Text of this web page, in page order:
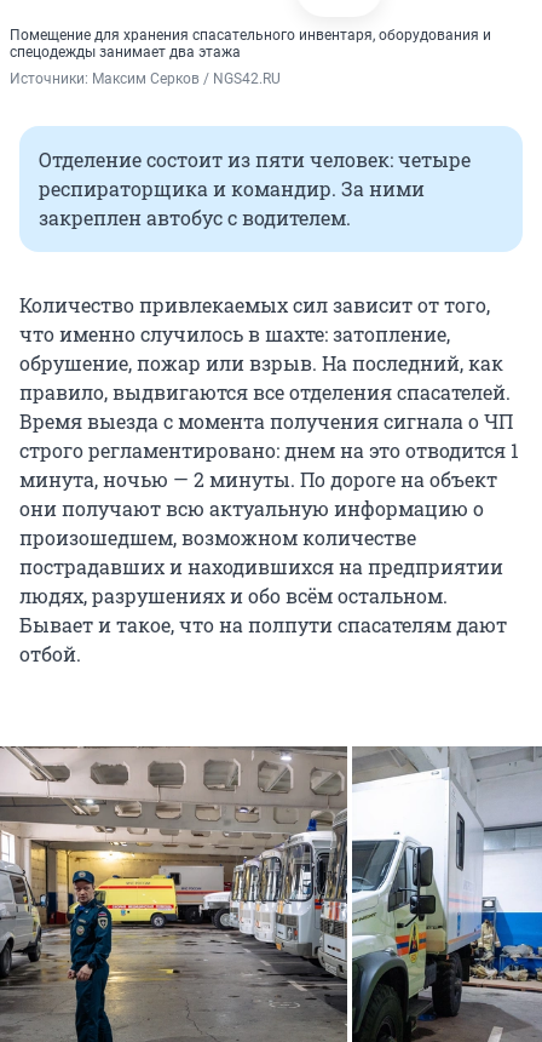
Помещение для хранения спасательного инвентаря, оборудования и
спецодежды занимает два этажа
Источники: Максим Серков / NGS42.RU
Отделение состоит из пяти человек: четыре
респираторщика и командир. За ними
закреплен автобус с водителем.
Количество привлекаемых сил зависит от того,
что именно случилось в шахте: затопление,
обрушение, пожар или взрыв. На последний, как
правило, выдвигаются все отделения спасателей.
Время выезда с момента получения сигнала о ЧП
строго регламентировано: днем на это отводится 1
минута, ночью — 2 минуты. По дороге на объект
они получают всю актуальную информацию о
произошедшем, возможном количестве
пострадавших и находившихся на предприятии
людях, разрушениях и обо всём остальном.
Бывает и такое, что на полпути спасателям дают
отбой.